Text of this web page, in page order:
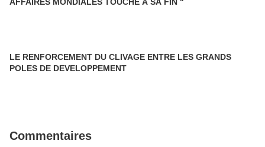
LE RENFORCEMENT DU CLIVAGE ENTRE LES GRANDS
POLES DE DEVELOPPEMENT
Commentaires